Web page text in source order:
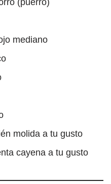
mediano
molida a tu gusto
cayena a tu gusto